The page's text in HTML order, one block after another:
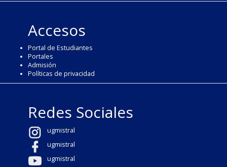
Accesos
Portal de Estudiantes
Portales
Admisión
Políticas de privacidad
Redes Sociales
ugmistral
ugmistral
ugmistral